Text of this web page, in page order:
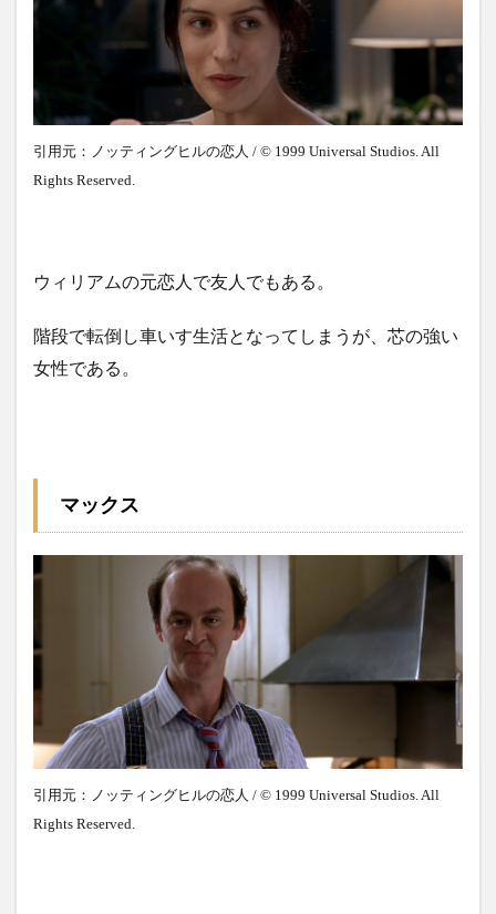
引用元：ノッティングヒルの恋人 / © 1999 Universal Studios. All
Rights Reserved.
ウィリアムの元恋人で友人でもある。
階段で転倒し車いす生活となってしまうが、芯の強い
女性である。
マックス
引用元：ノッティングヒルの恋人 / © 1999 Universal Studios. All
Rights Reserved.